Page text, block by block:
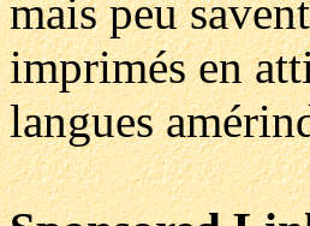
mais peu
imprimés en
langues